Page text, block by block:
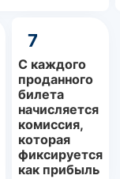
7
С каждого
проданного
билета
начисляется
комиссия,
которая
фиксируется
как прибыль